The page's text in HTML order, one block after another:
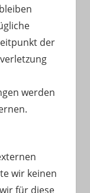
der
werden
wir keinen
für diese